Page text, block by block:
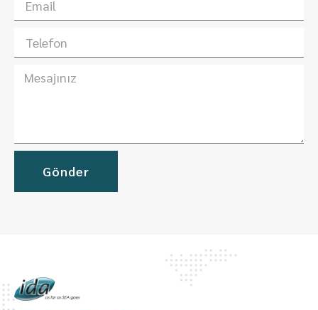
Gönder